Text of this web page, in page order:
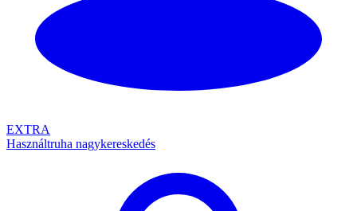
EXTRA
Használtruha nagykereskedés